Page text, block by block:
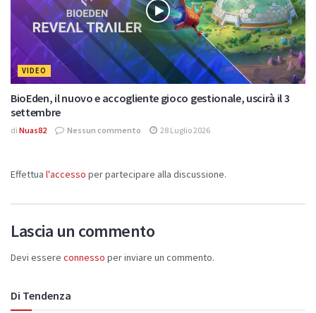
VIDEO
BioEden, il nuovo e accogliente gioco gestionale, uscirà il 3
settembre
di Nuas82 Nessun commento 28 Luglio 2026
Effettua l'accesso per partecipare alla discussione.
Lascia un commento
Devi essere connesso per inviare un commento.
Di Tendenza